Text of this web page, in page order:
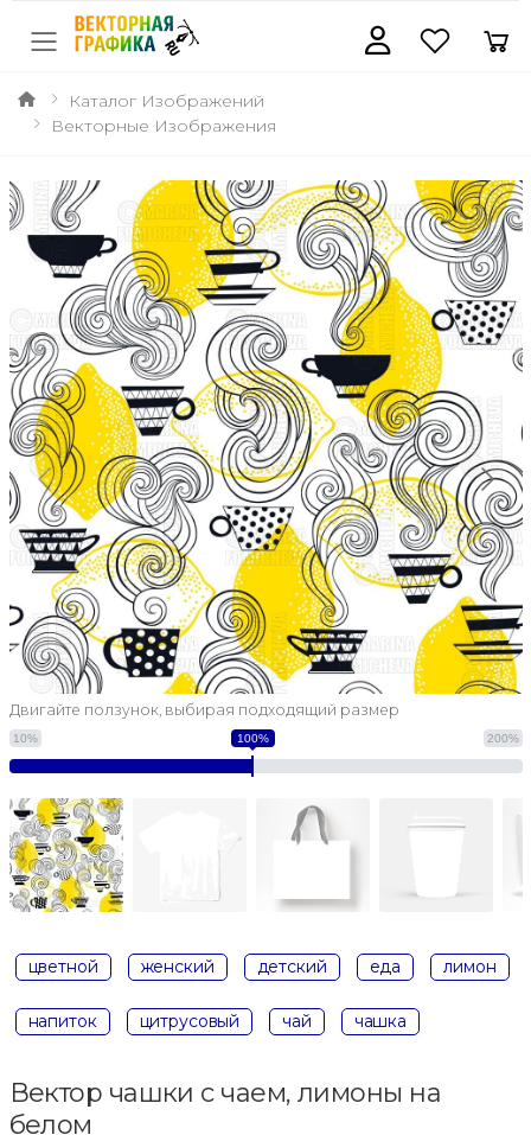
Каталог Изображений
Векторные Изображения
Двигайте ползунок, выбирая подходящий размер
10% 200%
100%
цветной женский детский еда лимон
напиток цитрусовый чай чашка
Вектор чашки с чаем, лимоны на
белом